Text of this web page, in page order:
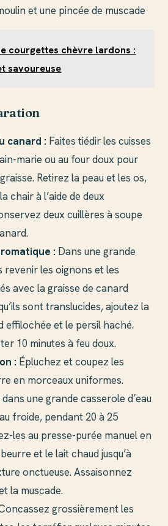
et une pincée de muscade
courgettes chèvre lardons :
savoureuse
canard : Faites tiédir les cuisses
marie ou au four doux pour
Retirez la peau et les os,
chair à l’aide de deux
deux cuillères à soupe
: Dans une grande
revenir les oignons et les
avec la graisse de canard
sont translucides, ajoutez la
effilochée et le persil haché.
10 minutes à feu doux.
: Épluchez et coupez les
en morceaux uniformes.
une grande casserole d’eau
froide, pendant 20 à 25
les au presse-purée manuel en
et le lait chaud jusqu’à
onctueuse. Assaisonnez
la muscade.
grossièrement les